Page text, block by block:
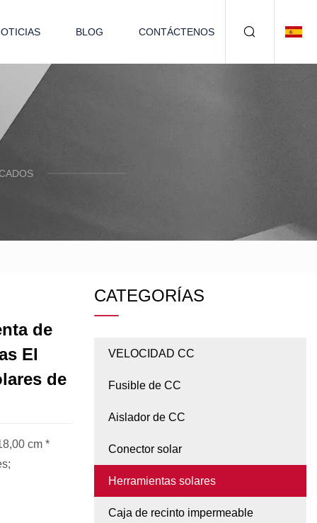
BLOG CONTÁCTENOS
de
El
de
cm *
CATEGORÍAS
VELOCIDAD CC
Fusible de CC
Aislador de CC
Conector solar
Herramientas solares
Caja de recinto impermeable